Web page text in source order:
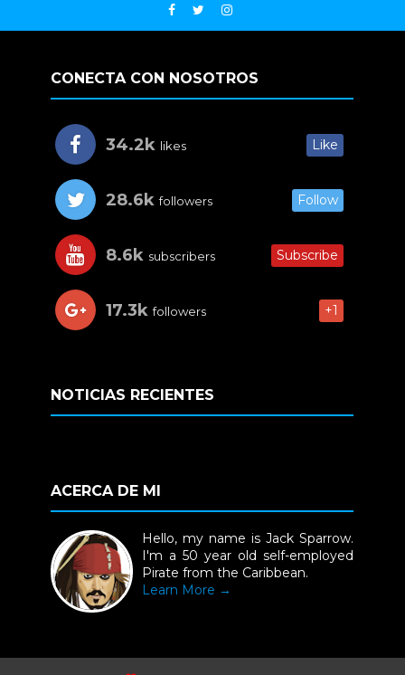
CONECTA CON NOSOTROS
34.2k likes Like
28.6k followers Follow
8.6k subscribers Subscribe
17.3k followers +1
NOTICIAS RECIENTES
ACERCA DE MI
Hello, my name is Jack Sparrow.
I'm a 50 year old self-employed
Pirate from the Caribbean.
Learn More →